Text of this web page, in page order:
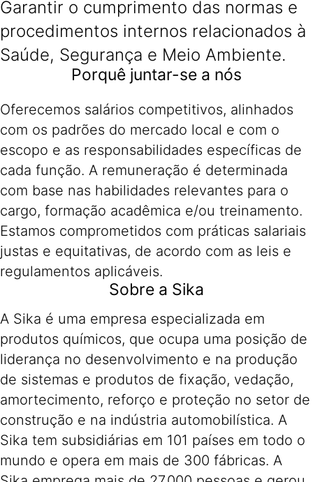
Garantir o cumprimento das normas e
procedimentos internos relacionados à
Saúde, Segurança e Meio Ambiente.
Porquê juntar-se a nós
Oferecemos salários competitivos, alinhados
com os padrões do mercado local e com o
escopo e as responsabilidades específicas de
cada função. A remuneração é determinada
com base nas habilidades relevantes para o
cargo, formação acadêmica e/ou treinamento.
Estamos comprometidos com práticas salariais
justas e equitativas, de acordo com as leis e
regulamentos aplicáveis.
Sobre a Sika
A Sika é uma empresa especializada em
produtos químicos, que ocupa uma posição de
liderança no desenvolvimento e na produção
de sistemas e produtos de fixação, vedação,
amortecimento, reforço e proteção no setor de
construção e na indústria automobilística. A
Sika tem subsidiárias em 101 países em todo o
mundo e opera em mais de 300 fábricas. A